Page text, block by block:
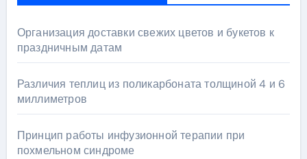
Организация доставки свежих цветов и букетов к
праздничным датам
Различия теплиц из поликарбоната толщиной 4 и 6
миллиметров
Принцип работы инфузионной терапии при
похмельном синдроме